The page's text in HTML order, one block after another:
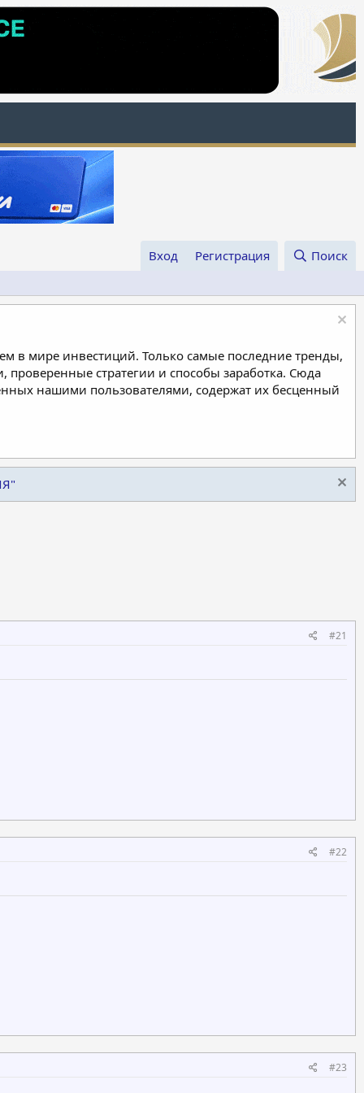
Вход Регистрация Поиск
в мире инвестиций. Только самые последние тренды,
стратегии и способы заработка. Сюда
нашими пользователями, содержат их бесценный
#21
#22
#23